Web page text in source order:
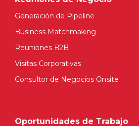
Generación de Pipeline
Business Matchmaking
Reuniones B2B
Visitas Corporativas
Consultor de Negocios Onsite
Oportunidades de Trabajo